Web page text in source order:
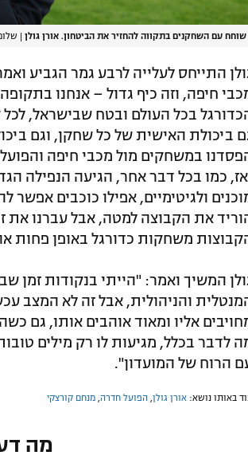
שוחח עם השחקנים בתקווה להחזיר את הביטחון. אורן גולן |
התייחס לעלייה לרבע גמר הגביע
חיפה, וזה כיף גדול – אנחנו
בכל העולם ובטח שבישראל,
ביכולת האישית של כל שחקן, וגם
במשחקים מול מכבי חיפה
כמו בכל דבר אחר, הגיעה הנפילה
ולגיטימיים, אפילו כוכבים
את הקבוצה למטה, אבל עברנו את
משחקות כדורגל באופן פחות או
המשיך ואמר: "הייתי בנקודות זמן
והניהולית, אבל זה לא המצב
אליו ומאוד אוהבים אותו, גם
לדבר בכלל, מגיעות לו רק מילים
הרוח של המועדון".
באותו נושא: אורן גולן הפועל חדרה מנחם קורצקי
מה